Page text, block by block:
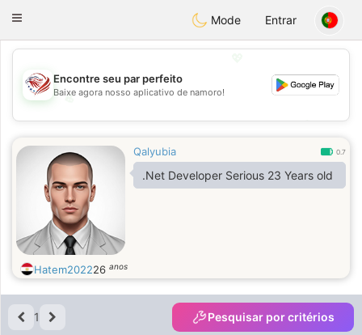
Dating
Toggle
Mode Entrar
💖
💕
Encontre seu par perfeito
Baixe agora nosso aplicativo de namoro!
Qalyubia 0.7
.Net Developer Serious 23 Years old
Hatem202226 anos
1 Pesquisar por critérios